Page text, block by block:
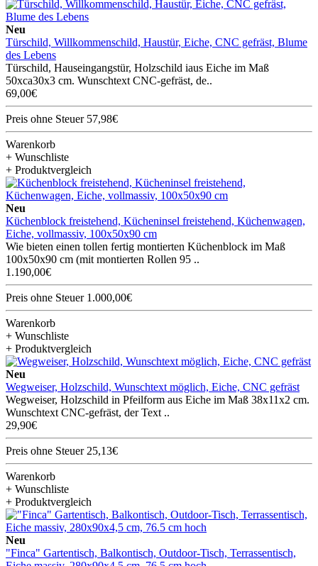
Neu
Türschild, Willkommenschild, Haustür, Eiche, CNC gefräst, Blume
des Lebens
Türschild, Hauseingangstür, Holzschild iaus Eiche im Maß
50xca30x3 cm. Wunschtext CNC-gefräst, de..
69,00€
Preis ohne Steuer 57,98€
Warenkorb
+ Wunschliste
+ Produktvergleich
Neu
Küchenblock freistehend, Kücheninsel freistehend, Küchenwagen,
Eiche, vollmassiv, 100x50x90 cm
Wie bieten einen tollen fertig montierten Küchenblock im Maß
100x50x90 cm (mit montierten Rollen 95 ..
1.190,00€
Preis ohne Steuer 1.000,00€
Warenkorb
+ Wunschliste
+ Produktvergleich
Neu
Wegweiser, Holzschild, Wunschtext möglich, Eiche, CNC gefräst
Wegweiser, Holzschild in Pfeilform aus Eiche im Maß 38x11x2 cm.
Wunschtext CNC-gefräst, der Text ..
29,90€
Preis ohne Steuer 25,13€
Warenkorb
+ Wunschliste
+ Produktvergleich
Neu
"Finca" Gartentisch, Balkontisch, Outdoor-Tisch, Terrassentisch,